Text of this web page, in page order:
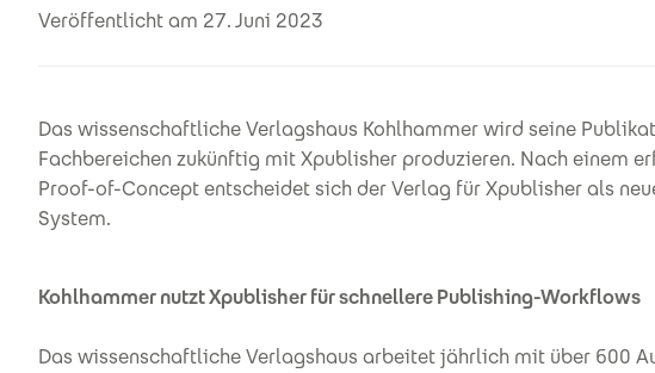
Veröffentlicht am 27. Juni 2023
Das wissenschaftliche Verlagshaus Kohlhammer wird seine
Fachbereichen zukünftig mit Xpublisher produzieren. Nach einem
Proof-of-Concept entscheidet sich der Verlag für Xpublisher als
System.
Kohlhammer nutzt Xpublisher für schnellere Publishing-Workflows
Das wissenschaftliche Verlagshaus arbeitet jährlich mit über 600